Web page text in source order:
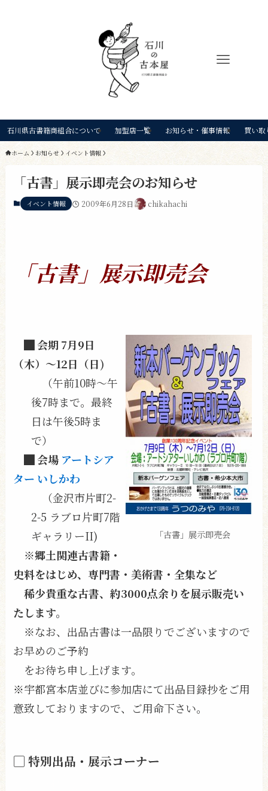
石川県古書籍商組合について 加盟店一覧 お知らせ・催事情報 買い取
ホーム お知らせ イベント情報
「古書」展示即売会のお知らせ
イベント情報 2009年6月28日 chikahachi
「古書」展示即売会
「古書」展示即売会
█ 会期 7月9日
（木）〜12日（日)
（午前10時〜午
後7時まで。最終
日は午後5時ま
で）
█ 会場 アートシア
ター いしかわ
（金沢市片町2-
2-5 ラブロ片町7階
ギャラリーII)
※郷土関連古書籍・
史料をはじめ、専門書・美術書・全集など
稀少貴重な古書、約3000点余りを展示販売い
たします。
※なお、出品古書は一品限りでございますので
お早めのご予約
をお待ち申し上げます。
※宇都宮本店並びに参加店にて出品目録抄をご用
意致しておりますので、ご用命下さい。
▢ 特別出品・展示コーナー